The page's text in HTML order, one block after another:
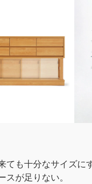
も十分なサイズに
が足りない。